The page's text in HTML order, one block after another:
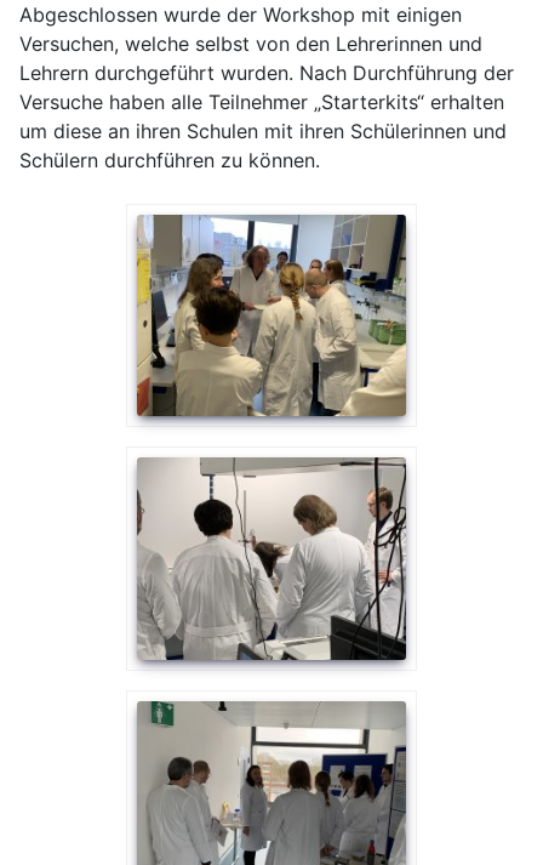
Abgeschlossen wurde der Workshop mit einigen
Versuchen, welche selbst von den Lehrerinnen und
Lehrern durchgeführt wurden. Nach Durchführung der
Versuche haben alle Teilnehmer „Starterkits“ erhalten
um diese an ihren Schulen mit ihren Schülerinnen und
Schülern durchführen zu können.